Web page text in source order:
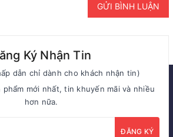
GỬI BÌNH LUẬN
Ký Nhận Tin
dẫn chỉ dành cho khách nhận tin)
phẩm mới nhất, tin khuyến mãi và nhiều
hơn nữa.
ĐĂNG KÝ